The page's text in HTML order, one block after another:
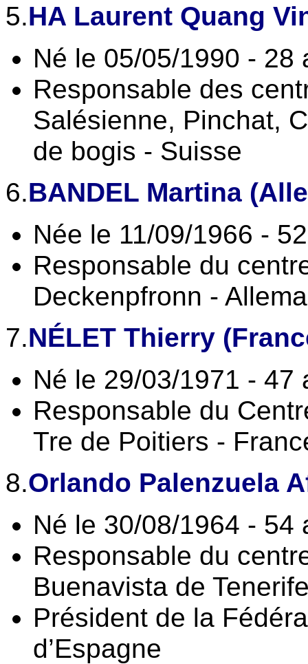
5.HA Laurent Quang
Né le 05/05/1990 - 28
Responsable des
Salésienne, Pinchat,
de bogis - Suisse
6.BANDEL Martina
Née le 11/09/1966 -
Responsable du
Deckenpfronn -
7.NÉLET Thierry
Né le 29/03/1971 - 47
Responsable du
Tre de Poitiers -
8.Orlando Palenzuela
Né le 30/08/1964 - 54
Responsable du
Buenavista de
Président de la
d’Espagne